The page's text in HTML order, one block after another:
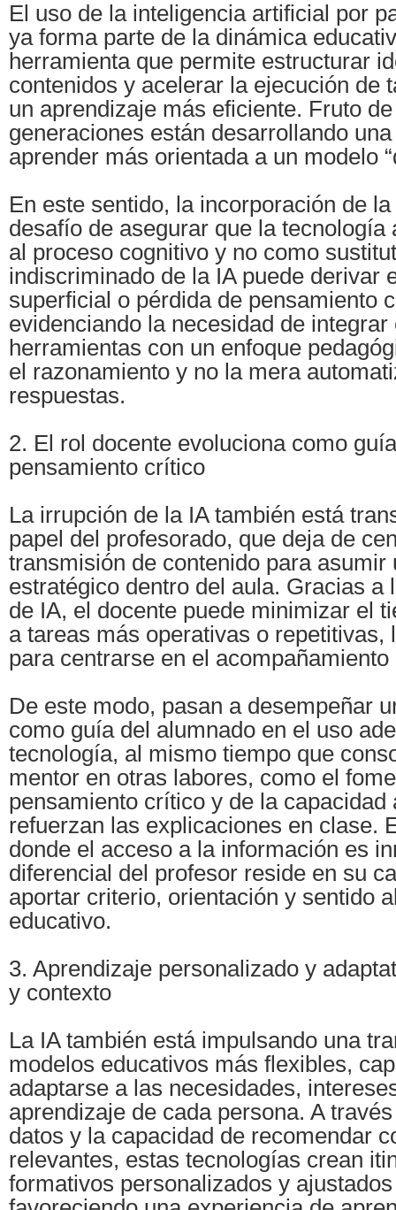
El uso de la inteligencia artificial por
ya forma parte de la dinámica
herramienta que permite estructurar
contenidos y acelerar la ejecución de
un aprendizaje más eficiente. Fruto
generaciones están desarrollando
aprender más orientada a un modelo
En este sentido, la incorporación de
desafío de asegurar que la tecnología
al proceso cognitivo y no como
indiscriminado de la IA puede derivar
superficial o pérdida de pensamiento
evidenciando la necesidad de integrar
herramientas con un enfoque
el razonamiento y no la mera
respuestas.
2. El rol docente evoluciona como
pensamiento crítico
La irrupción de la IA también está
papel del profesorado, que deja de
transmisión de contenido para asumir
estratégico dentro del aula. Gracias a
de IA, el docente puede minimizar el
a tareas más operativas o repetitivas,
para centrarse en el
De este modo, pasan a desempeñar
como guía del alumnado en el uso
tecnología, al mismo tiempo que
mentor en otras labores, como el
pensamiento crítico y de la capacidad
refuerzan las explicaciones en clase.
donde el acceso a la información es
diferencial del profesor reside en su
aportar criterio, orientación y sentido
educativo.
3. Aprendizaje personalizado y
y contexto
La IA también está impulsando una
modelos educativos más flexibles,
adaptarse a las necesidades,
aprendizaje de cada persona. A
datos y la capacidad de recomendar
relevantes, estas tecnologías crean
formativos personalizados y